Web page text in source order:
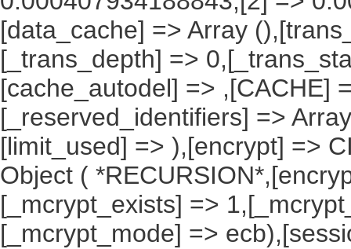
[data_cache] => Array
[_trans_depth] =>
[cache_autodel] => ,[CACHE]
[_reserved_identifiers] =>
[limit_used] => ),[encrypt] =>
Object (
[_mcrypt_exists] =>
[_mcrypt_mode] =>